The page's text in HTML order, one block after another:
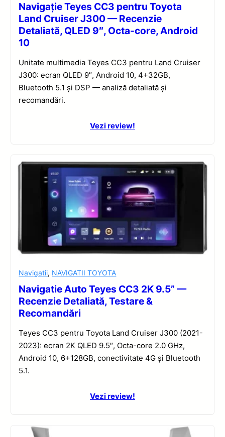
Navigație Teyes CC3 pentru Toyota
Land Cruiser J300 — Recenzie
Detaliată, QLED 9″, Octa-core, Android
10
Unitate multimedia Teyes CC3 pentru Land Cruiser
J300: ecran QLED 9″, Android 10, 4+32GB,
Bluetooth 5.1 și DSP — analiză detaliată și
recomandări.
Vezi review!
Navigatii, NAVIGATII TOYOTA
Navigatie Auto Teyes CC3 2K 9.5” —
Recenzie Detaliată, Testare &
Recomandări
Teyes CC3 pentru Toyota Land Cruiser J300 (2021-
2023): ecran 2K QLED 9.5″, Octa-core 2.0 GHz,
Android 10, 6+128GB, conectivitate 4G și Bluetooth
5.1.
Vezi review!